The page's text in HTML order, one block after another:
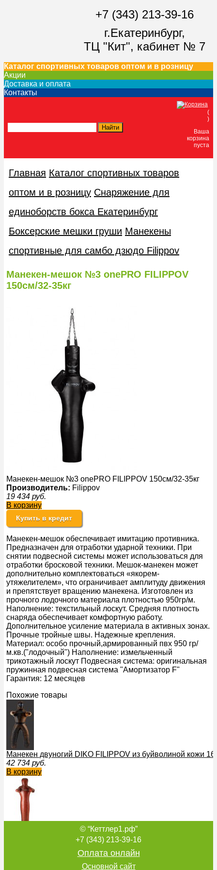
+7 (343) 213-39-16
г.Екатеринбург,
ТЦ "Кит", кабинет № 7
Каталог спортивных товаров оптом и в розницу
Акции
Доставка и оплата
Контакты
(
)
Ваша
корзина
пуста
Главная Каталог спортивных товаров
оптом и в розницу Снаряжение для
единоборств бокса Екатеринбург
Боксерские мешки груши Манекены
спортивные для самбо дзюдо Filippov
Манекен-мешок №3 onePRO FILIPPOV
150см/32-35кг
Манекен-мешок №3 onePRO FILIPPOV 150см/32-35кг
Производитель: Filippov
19 434 руб.
В корзину
Купить в кредит
Манекен-мешок обеспечивает имитацию противника.
Предназначен для отработки ударной техники. При
снятии подвесной системы может использоваться для
отработки бросковой техники. Мешок-манекен может
дополнительно комплектоваться «якорем-
утяжелителем», что ограничивает амплитуду движения
и препятствует вращению манекена. Изготовлен из
прочного лодочного материала плотностью 950гр/м.
Наполнение: текстильный лоскут. Средняя плотность
снаряда обеспечивает комфортную работу.
Дополнительное усиление материала в активных зонах.
Прочные тройные швы. Надежные крепления.
Материал: особо прочный,армированный пвх 950 гр/
м.кв.("лодочный") Наполнение: измельченный
трикотажный лоскут Подвесная система: оригинальная
пружинная подвесная система "Амортизатор F"
Гарантия: 12 месяцев
Похожие товары
Манекен двуногий DIKO FILIPPOV из буйволиной кожи
42 734 руб.
В корзину
Манекен облегченный onePRO FILIPPOV из натуральной
© “Кеттлер1.рф”
+7 (343) 213-39-16
Оплата онлайн
Основной сайт